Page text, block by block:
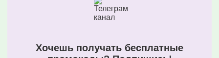
Хочешь получать бесплатные